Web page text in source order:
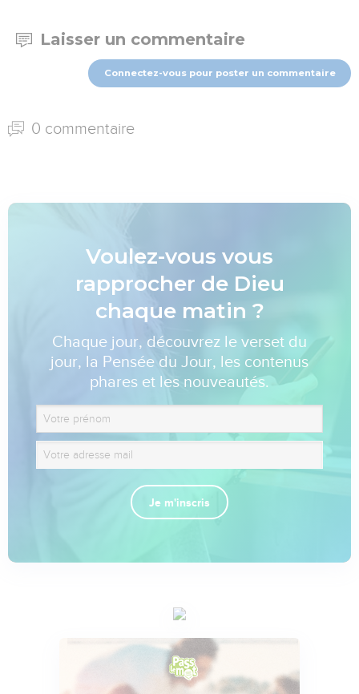
Laisser un commentaire
Connectez-vous pour poster un commentaire
0 commentaire
Voulez-vous vous
rapprocher de Dieu
chaque matin ?
Chaque jour, découvrez le verset du
jour, la Pensée du Jour, les contenus
phares et les nouveautés.
Je m'inscris